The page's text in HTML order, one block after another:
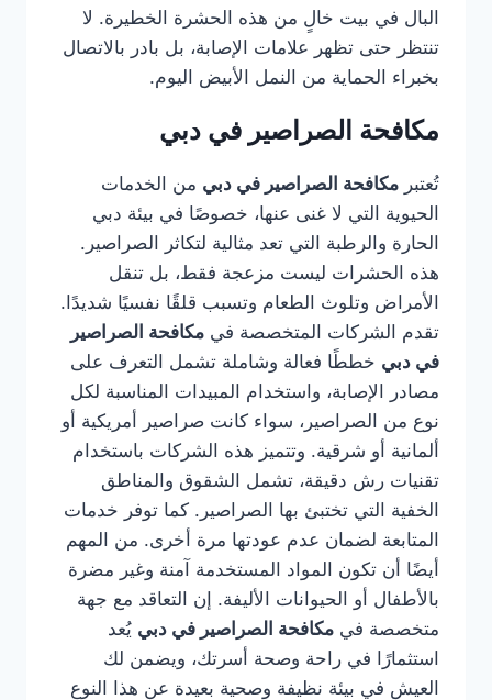
البال في بيت خالٍ من هذه الحشرة الخطيرة. لا
تنتظر حتى تظهر علامات الإصابة، بل بادر بالاتصال
بخبراء الحماية من النمل الأبيض اليوم.
مكافحة الصراصير في دبي
تُعتبر مكافحة الصراصير في دبي من الخدمات
الحيوية التي لا غنى عنها، خصوصًا في بيئة دبي
الحارة والرطبة التي تعد مثالية لتكاثر الصراصير.
هذه الحشرات ليست مزعجة فقط، بل تنقل
الأمراض وتلوث الطعام وتسبب قلقًا نفسيًا شديدًا.
تقدم الشركات المتخصصة في مكافحة الصراصير
في دبي خططًا فعالة وشاملة تشمل التعرف على
مصادر الإصابة، واستخدام المبيدات المناسبة لكل
نوع من الصراصير، سواء كانت صراصير أمريكية أو
ألمانية أو شرقية. وتتميز هذه الشركات باستخدام
تقنيات رش دقيقة، تشمل الشقوق والمناطق
الخفية التي تختبئ بها الصراصير. كما توفر خدمات
المتابعة لضمان عدم عودتها مرة أخرى. من المهم
أيضًا أن تكون المواد المستخدمة آمنة وغير مضرة
بالأطفال أو الحيوانات الأليفة. إن التعاقد مع جهة
متخصصة في مكافحة الصراصير في دبي يُعد
استثمارًا في راحة وصحة أسرتك، ويضمن لك
العيش في بيئة نظيفة وصحية بعيدة عن هذا النوع